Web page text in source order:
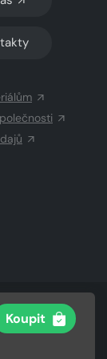
Koupit
a dodavatelé